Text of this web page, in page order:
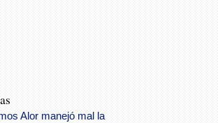
Alor manejó mal la